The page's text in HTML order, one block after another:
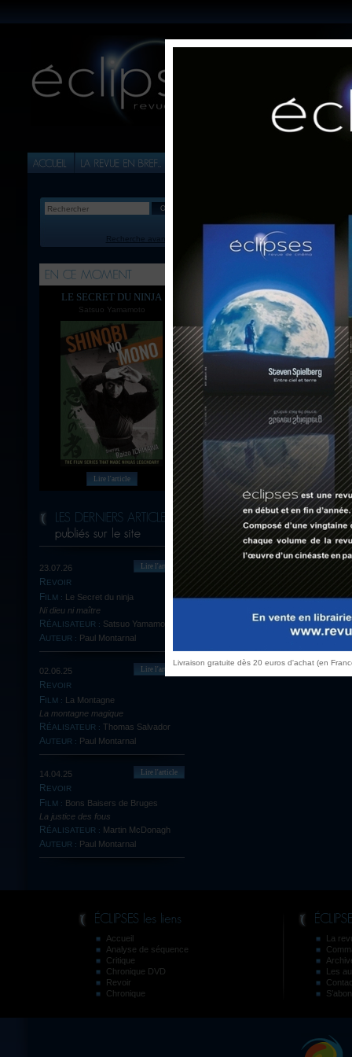
Recherche avancée
LE SECRET DU NINJA
Satsuo Yamamoto
Lire l'article
23.07.26
REVOIR
FILM : Le Secret du ninja
Ni dieu ni maître
RÉALISATEUR : Satsuo Yamamoto
AUTEUR : Paul Montarnal
Lire l'article
02.06.25
REVOIR
FILM : La Montagne
La montagne magique
RÉALISATEUR : Thomas Salvador
AUTEUR : Paul Montarnal
Lire l'article
14.04.25
REVOIR
FILM : Bons Baisers de Bruges
La justice des fous
RÉALISATEUR : Martin McDonagh
AUTEUR : Paul Montarnal
Lire l'article
Pour déposer un
commande !
Les critiques
(aussi bien pour
améliorer le
Accueil
Analyse de séquence
Critique
Chronique DVD
Revoir
Chronique
La
Les
Livraison gratuite dès 20 euros d'achat (en